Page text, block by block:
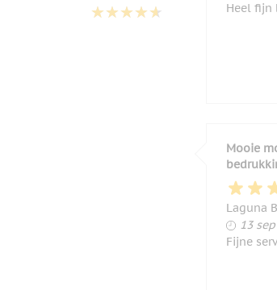
Heel fijn
Mooie
Laguna
13
13
Fijne